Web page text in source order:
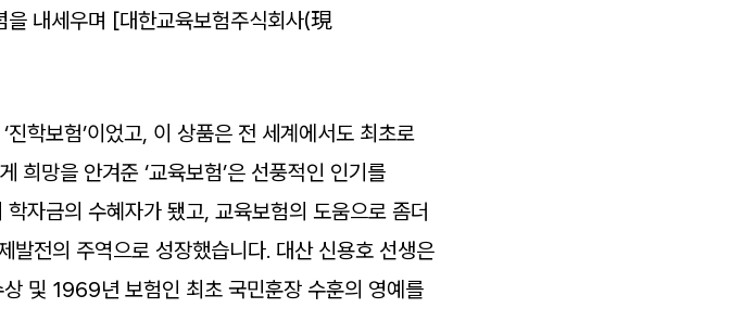
을 내세우며 [대한교육보험주식회사(現
학보험’이었고, 이 상품은 전 세계에서도 최초로
희망을 안겨준 ‘교육보험’은 선풍적인 인기를
자금의 수혜자가 됐고, 교육보험의 도움으로 좀더
전의 주역으로 성장했습니다. 대산 신용호 선생은
및 1969년 보험인 최초 국민훈장 수훈의 영예를